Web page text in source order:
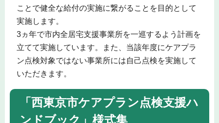
ことで健全な給付の実施に繋がることを目的として
実施します。
3ヵ年で市内全居宅支援事業所を一巡するよう計画を
立てて実施しています。また、当該年度にケアプラ
ン点検対象ではない事業所には自己点検を実施して
いただきます。
「西東京市ケアプラン点検支援ハ
ンドブック」様式集